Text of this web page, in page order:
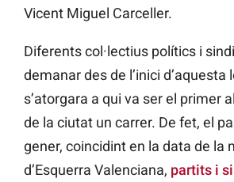
Vicent Miguel Carceller.
Diferents col·lectius polítics i
demanar des de l’inici d’aquesta
s’atorgara a qui va ser el primer
de la ciutat un carrer. De fet, el
gener, coincidint en la data de la
d’Esquerra Valenciana, partits i